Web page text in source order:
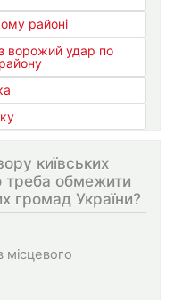
районі
ворожий удар по
київських
треба обмежити
громад України?